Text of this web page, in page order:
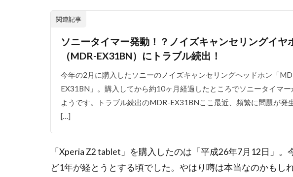
関連記事
ソニータイマー発動！？ノイズキャンセリングイヤ
（MDR-EX31BN）にトラブル続出！
今年の2月に購入したソニーのノイズキャンセリングヘッドホン「
EX31BN」。購入してから約10ヶ月経過したところでソニータイマー
ようです。トラブル続出のMDR-EX31BNここ最近、頻繁に問題が発
[…]
「Xperia Z2 tablet」を購入したのは「平成26年7月12日」
ど1年が経とうとする頃でした。やはり噂は本当なのかもし